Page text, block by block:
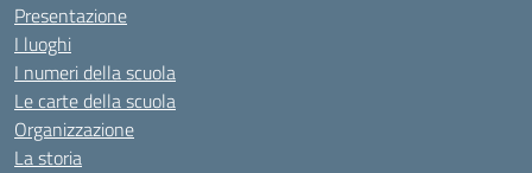
Presentazione
I luoghi
I numeri della scuola
Le carte della scuola
Organizzazione
La storia